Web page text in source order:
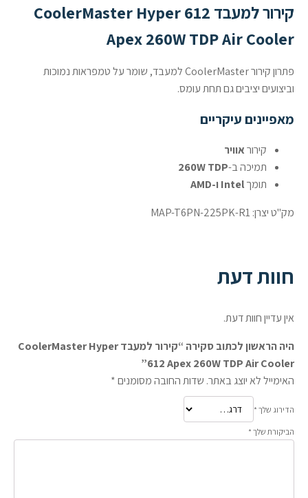
קירור למעבד CoolerMaster Hyper 612
Apex 260W TDP Air Cooler
פתרון קירור CoolerMaster למעבד, שומר על טמפראות נמוכות
וביצועים יציבים גם תחת עומס.
מאפיינים עיקריים
קירוראוויר
תמיכה ב-260W TDP
תומךIntel ו-AMD
מק"ט יצרן: MAP-T6PN-225PK-R1
חוות דעת
אין עדיין חוות דעת.
היה הראשון לכתוב סקירה “קירור למעבד CoolerMaster Hyper
612 Apex 260W TDP Air Cooler”
האימייל לא יוצג באתר. שדות החובה מסומנים*
הדירוג שלך *
הביקורת שלך *